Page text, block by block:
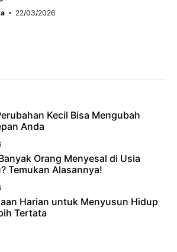
22/03/2026
Kecil Bisa Mengubah
Anda
Orang Menyesal di Usia
Temukan Alasannya!
Harian untuk Menyusun Hidup
Tertata